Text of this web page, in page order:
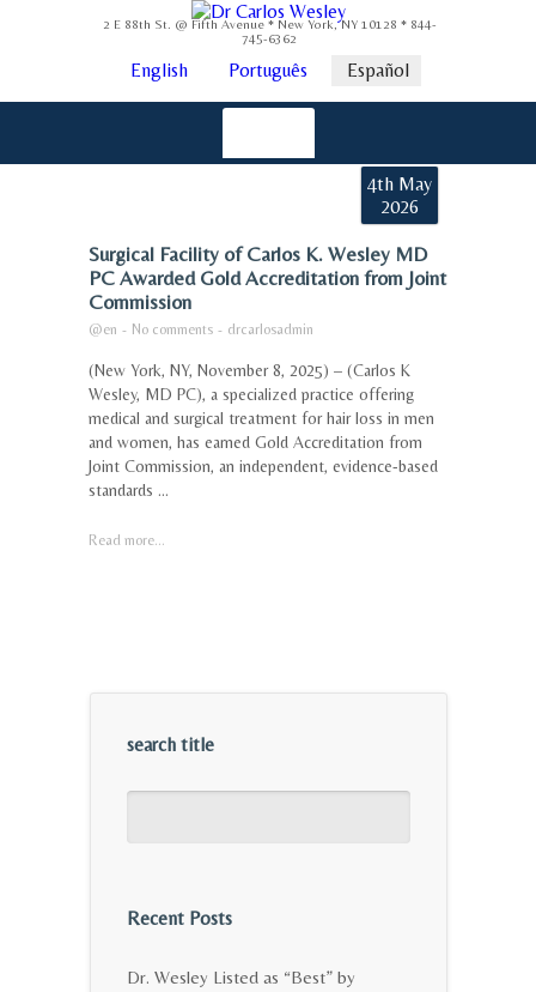
2 E 88th St. @ Fifth Avenue * New York, NY 10128 * 844-
745-6362
English Português Español
4th May
2026
Surgical Facility of Carlos K. Wesley MD
PC Awarded Gold Accreditation from Joint
Commission
@en - No comments - drcarlosadmin
(New York, NY, November 8, 2025) – (Carlos K
Wesley, MD PC), a specialized practice offering
medical and surgical treatment for hair loss in men
and women, has earned Gold Accreditation from
Joint Commission, an independent, evidence-based
standards ...
Read more...
search title
Recent Posts
Dr. Wesley Listed as “Best” by